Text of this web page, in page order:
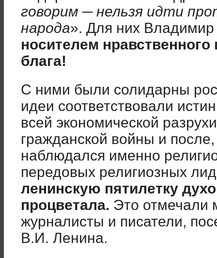
говорим ─ нельзя идти
народа». Для них
носителем
блага!
С ними были солидарны
идеи соответствовали
всей экономической
гражданской войны и
наблюдался именно
передовых религиозных
ленинскую пятилетку
процветала. Это отмечали
журналисты и писатели,
В.И. Ленина.